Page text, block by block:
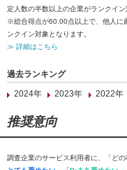
定人数の半数以上の企業がランクイン
※総合得点が60.00点以上で、他人に
ンクイン対象となります。
≫ 詳細はこちら
過去ランキング
2024年
2023年 2022年
推奨意向
調査企業のサービス利用者に、「ど